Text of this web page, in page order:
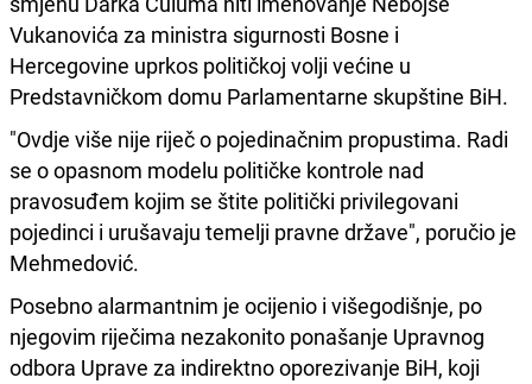
Vukanovića za ministra sigurnosti Bosne i
Hercegovine uprkos političkoj volji većine u
Predstavničkom domu Parlamentarne skupštine BiH.
"Ovdje više nije riječ o pojedinačnim propustima. Radi
se o opasnom modelu političke kontrole nad
pravosuđem kojim se štite politički privilegovani
pojedinci i urušavaju temelji pravne države", poručio je
Mehmedović.
Posebno alarmantnim je ocijenio i višegodišnje, po
njegovim riječima nezakonito ponašanje Upravnog
odbora Uprave za indirektno oporezivanje BiH, koji